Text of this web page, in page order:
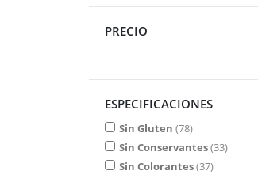
PRECIO
ESPECIFICACIONES
Sin Gluten 78
Sin Conservantes 33
Sin Colorantes 37